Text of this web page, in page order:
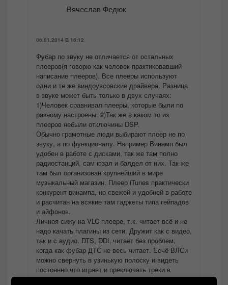
Вячеслав Федюк
06.01.2014 В 16:12
Фубар по звуку не отличается от остальных
плееров(я говорю как человек практиковавший
написание плееров). Все плееры используют
одни и те же виндоувсовские драйвера. Разница
в звуке может быть только в двух случаях:
1)Человек сравнивал плееры, которые были по
разному настроены. 2)Так же в каком то из
плееров небыли отключины DSP.
Обычно грамотные люди выбирают плеер не по
звуку, а по функционалу. Например Винамп был
удобен в работе с дисками, так же там полно
радиостанций, сам юзал и балдел от них. Так же
там был организован крупнейший в мире
музыкальный магазин. Плеер iTunes практически
конкурент винампа, но свежей и удобней в работе
и расчитан на всякие там гаджеты типа гейпадов
и айфонов.
Личноя сижу на VLC плеере, т.к. читает всё и не
надо качать плагины из сети. Дружит как с видео,
так и с аудио. DTS, DDL читает без проблем,
когда как фубар ДТС не весь читает. Есчё ВЛСи
можно свернуть в узинькую полоску и видеть
постоянно что играет и преключать треки в
считанные секунды, что в фубаре такое не